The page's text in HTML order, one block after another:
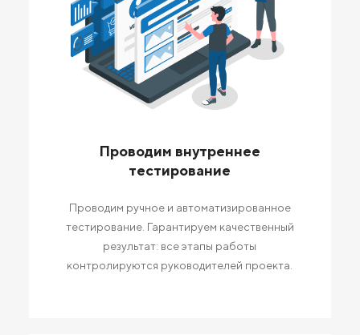
Проводим внутреннее
тестирование
Проводим ручное и автоматизированное
тестирование. Гарантируем качественный
результат: все этапы работы
контролируются руководителей проекта.